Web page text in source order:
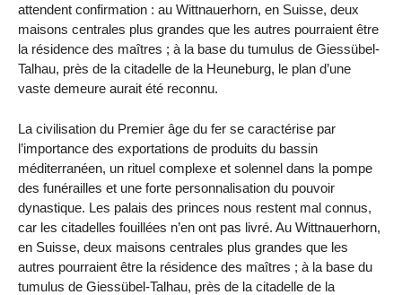
attendent confirmation : au Wittnauerhorn, en Suisse, deux
maisons centrales plus grandes que les autres pourraient être
la résidence des maîtres ; à la base du tumulus de Giessübel-
Talhau, près de la citadelle de la Heuneburg, le plan d’une
vaste demeure aurait été reconnu.
La civilisation du Premier âge du fer se caractérise par
l’importance des exportations de produits du bassin
méditerranéen, un rituel complexe et solennel dans la pompe
des funérailles et une forte personnalisation du pouvoir
dynastique. Les palais des princes nous restent mal connus,
car les citadelles fouillées n’en ont pas livré. Au Wittnauerhorn,
en Suisse, deux maisons centrales plus grandes que les
autres pourraient être la résidence des maîtres ; à la base du
tumulus de Giessübel-Talhau, près de la citadelle de la